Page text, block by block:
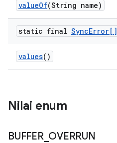
valueOf(String name)
static final SyncError[]
values()
Nilai enum
BUFFER_ OVERRUN